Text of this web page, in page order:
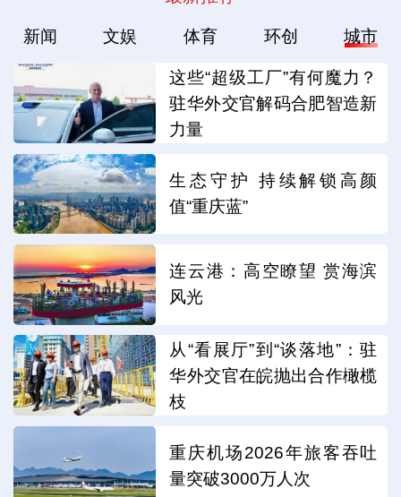
新闻 文娱 体育 环创 城市
这些“超级工厂”有何魔力？
驻华外交官解码合肥智造新
力量
生态守护 持续解锁高颜
值“重庆蓝”
连云港：高空瞭望 赏海滨
风光
从“看展厅”到“谈落地”：驻
华外交官在皖抛出合作橄榄
枝
重庆机场2026年旅客吞吐
量突破3000万人次